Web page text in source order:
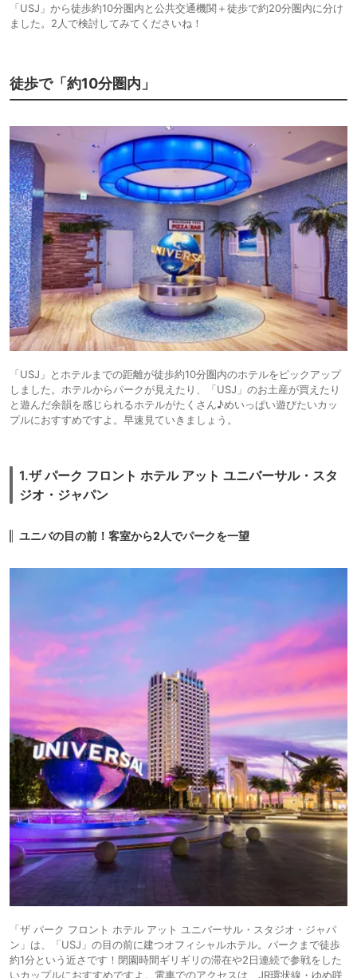
「USJ」から徒歩約10分圏内と公共交通機関＋徒歩で約20分圏内に分け
ました。2人で検討してみてくださいね！
徒歩で「約10分圏内」
「USJ」とホテルまでの距離が徒歩約10分圏内のホテルをピックアップ
しました。ホテルからパークが見えたり、「USJ」のお土産が買えたり
と遊んだ余韻を感じられるホテルがたくさん♪めいっぱい遊びたいカッ
プルにおすすめですよ。早速見ていきましょう。
1.ザ パーク フロント ホテル アット ユニバーサル・スタ
ジオ・ジャパン
ユニバの目の前！客室から2人でパークを一望
「ザ パーク フロント ホテル アット ユニバーサル・スタジオ・ジャパ
ン」は、「USJ」の目の前に建つオフィシャルホテル。パークまで徒歩
約1分という近さです！閉園時間ギリギリの滞在や2日連続で参戦をした
いカップルにおすすめですよ。電車でのアクセスは、JR環状線・ゆめ咲